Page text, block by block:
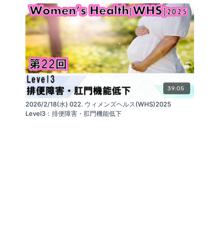
39:05
2026/2/18(水) 022. ウィメンズヘルス(WHS)2025
Level3：排便障害・肛門機能低下